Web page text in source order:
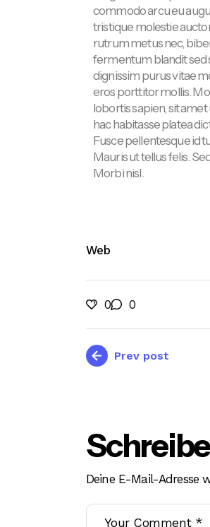
commodo arcu eu
tristique molestie
rutrum metus nec,
fermentum blandit sed
dignissim purus vitae
eros porttitor mollis.
lobortis sapien, sit
hac habitasse platea
Fusce pellentesque id
Mauris ut tellus felis.
Morbi nisl.
Web
0 0
Prev post
Deine E-Mail-Adresse